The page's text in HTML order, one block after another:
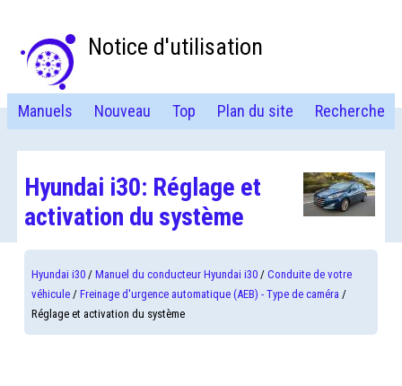
Notice d'utilisation
Manuels Nouveau Top Plan du site Recherche
Hyundai i30: Réglage et
activation du système
Hyundai i30 /Manuel du conducteur Hyundai i30 /Conduite de votre
véhicule /Freinage d'urgence automatique (AEB) - Type de caméra /
Réglage et activation du système